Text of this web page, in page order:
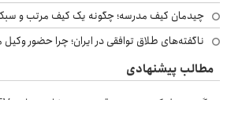
چیدمان کیف مدرسه؛ چگونه یک کیف مرتب و
ناگفته‌های طلاق توافقی در ایران؛ چرا حضور
مطالب پیشنهادی